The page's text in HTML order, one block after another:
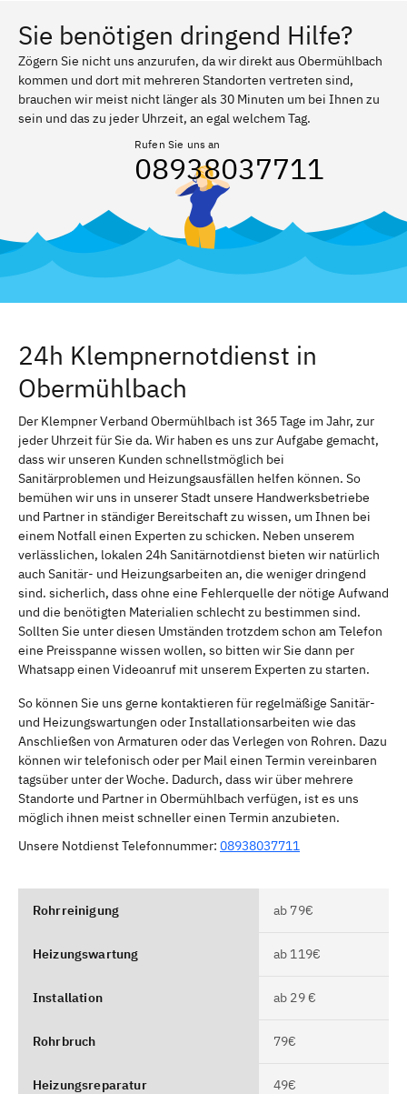
Sie benötigen dringend Hilfe?
Zögern Sie nicht uns anzurufen, da wir direkt aus Obermühlbach
kommen und dort mit mehreren Standorten vertreten sind,
brauchen wir meist nicht länger als 30 Minuten um bei Ihnen zu
sein und das zu jeder Uhrzeit, an egal welchem Tag.
Rufen Sie uns an
08938037711
24h Klempnernotdienst in
Obermühlbach
Der Klempner Verband Obermühlbach ist 365 Tage im Jahr, zur
jeder Uhrzeit für Sie da. Wir haben es uns zur Aufgabe gemacht,
dass wir unseren Kunden schnellstmöglich bei
Sanitärproblemen und Heizungsausfällen helfen können. So
bemühen wir uns in unserer Stadt unsere Handwerksbetriebe
und Partner in ständiger Bereitschaft zu wissen, um Ihnen bei
einem Notfall einen Experten zu schicken. Neben unserem
verlässlichen, lokalen 24h Sanitärnotdienst bieten wir natürlich
auch Sanitär- und Heizungsarbeiten an, die weniger dringend
sind. sicherlich, dass ohne eine Fehlerquelle der nötige Aufwand
und die benötigten Materialien schlecht zu bestimmen sind.
Sollten Sie unter diesen Umständen trotzdem schon am Telefon
eine Preisspanne wissen wollen, so bitten wir Sie dann per
Whatsapp einen Videoanruf mit unserem Experten zu starten.
So können Sie uns gerne kontaktieren für regelmäßige Sanitär-
und Heizungswartungen oder Installationsarbeiten wie das
Anschließen von Armaturen oder das Verlegen von Rohren. Dazu
können wir telefonisch oder per Mail einen Termin vereinbaren
tagsüber unter der Woche. Dadurch, dass wir über mehrere
Standorte und Partner in Obermühlbach verfügen, ist es uns
möglich ihnen meist schneller einen Termin anzubieten.
Unsere Notdienst Telefonnummer: 08938037711
Rohrreinigung ab 79€
Heizungswartung ab 119€
Installation ab 29 €
Rohrbruch 79€
Heizungsreparatur 49€